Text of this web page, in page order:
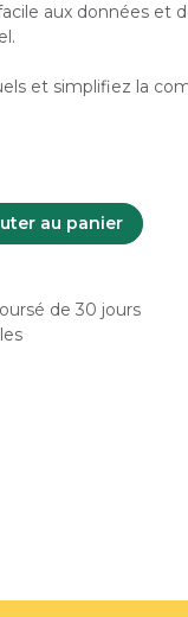
aux données et
et simplifiez la
au panier
de 30 jours